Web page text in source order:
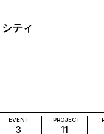
ティ
EVENT
3
PROJECT
11